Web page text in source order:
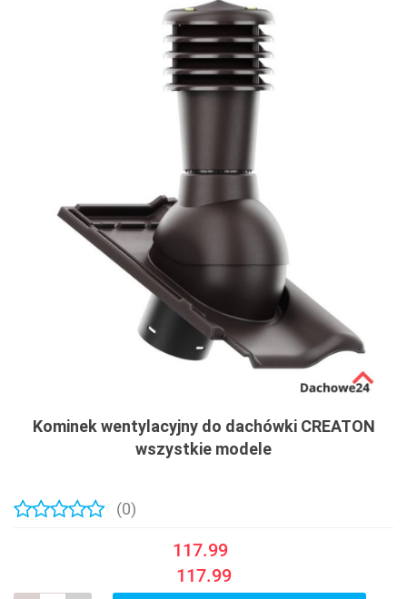
Kominek wentylacyjny do dachówki CREATON
wszystkie modele
(0)
117.99
117.99